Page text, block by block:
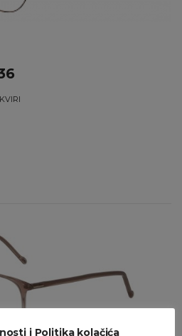
i Politika kolačića